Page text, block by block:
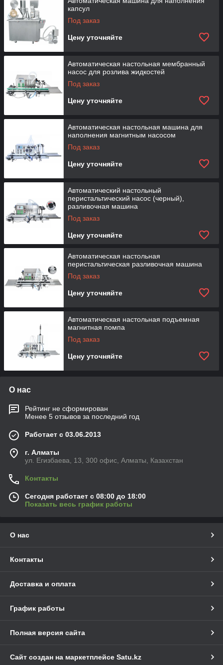
капсул
Под заказ
Цену уточняйте
Автоматическая настольная мембранный
насос для розлива жидкостей
Под заказ
Цену уточняйте
Автоматическая настольная машина для
наполнения магнитным насосом
Под заказ
Цену уточняйте
Автоматический настольный
перистальтический насос (черный),
разливочная машина
Под заказ
Цену уточняйте
Автоматическая настольная
перистальтическая разливочная машина
Под заказ
Цену уточняйте
Автоматическая настольная подъемная
магнитная помпа
Под заказ
Цену уточняйте
О нас
Рейтинг не сформирован
Менее 5 отзывов за последний год
Работает с 03.06.2013
г. Алматы
ул. Егизбаева, 13, 300 офис, Алматы, Казахстан
Контакты
Сегодня работает с 08:00 до 18:00
Показать весь график работы
О нас
Контакты
Доставка и оплата
График работы
Полная версия сайта
Сайт создан на маркетплейсе Satu.kz